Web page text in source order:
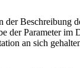
der Beschreibung
der Parameter im
an sich